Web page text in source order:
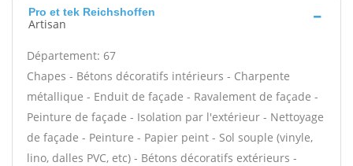
Pro et tek Reichshoffen
Artisan
Département: 67
Chapes - Bétons décoratifs intérieurs - Charpente
métallique - Enduit de façade - Ravalement de façade -
Peinture de façade - Isolation par l'extérieur - Nettoyage
de façade - Peinture - Papier peint - Sol souple (vinyle,
lino, dalles PVC, etc) - Bétons décoratifs extérieurs -